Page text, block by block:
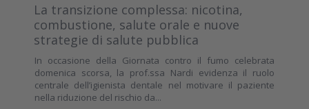
La transizione complessa: nicotina,
combustione, salute orale e nuove
strategie di salute pubblica
In occasione della Giornata contro il fumo celebrata
domenica scorsa, la prof.ssa Nardi evidenza il ruolo
centrale dell’igienista dentale nel motivare il paziente
nella riduzione del rischio da...